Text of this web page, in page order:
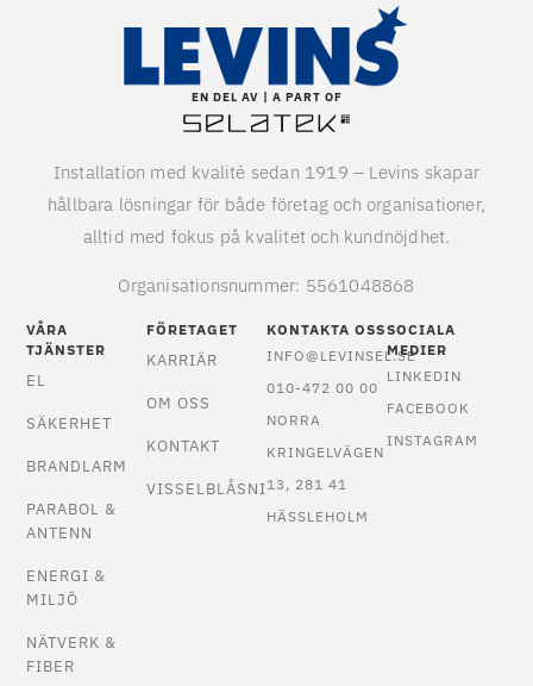
EN DEL AV | A PART OF
Installation med kvalité sedan 1919 – Levins skapar
hållbara lösningar för både företag och organisationer,
alltid med fokus på kvalitet och kundnöjdhet.
Organisationsnummer: 5561048868
VÅRA
TJÄNSTER
EL
SÄKERHET
BRANDLARM
PARABOL &
ANTENN
ENERGI &
MILJÖ
NÄTVERK &
FIBER
FÖRETAGET
KARRIÄR
OM OSS
KONTAKT
VISSELBLÅSNING
KONTAKTA OSS
INFO@LEVINSEL.SE
010-472 00 00
NORRA
KRINGELVÄGEN
13, 281 41
HÄSSLEHOLM
SOCIALA
MEDIER
LINKEDIN
FACEBOOK
INSTAGRAM